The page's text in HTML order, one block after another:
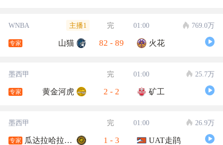
WNBA 主播1 完 01:00 769.0万
专家 山猫 82 - 89 火花
墨西甲 完 01:00 25.7万
专家 黄金河虎 2 - 2 矿工
墨西甲 完 01:00 26.9万
专家 瓜达拉哈拉大学 1 - 3 UAT走鹃